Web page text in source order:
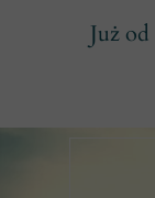
Już